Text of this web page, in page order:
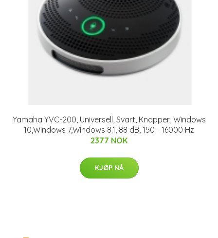
Yamaha YVC-200, Universell, Svart, Knapper, Windows
10,Windows 7,Windows 8.1, 88 dB, 150 - 16000 Hz
2377 NOK
KJØP NÅ